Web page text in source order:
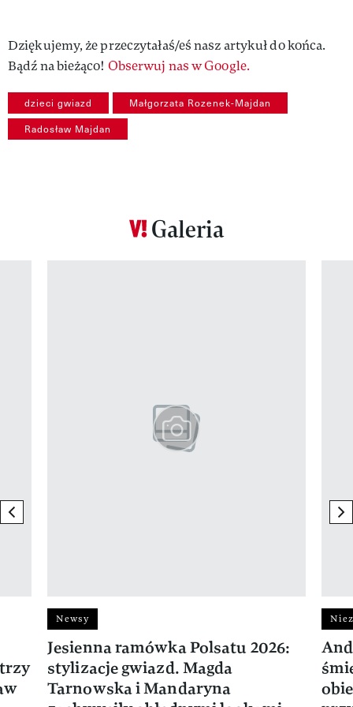
Dziękujemy, że przeczytałaś/eś nasz artykuł do końca.
Bądź na bieżąco! Obserwuj nas w Google.
dzieci gwiazd Małgorzata Rozenek-Majdan
Radosław Majdan
Galeria
previous element
Newsy
Jesienna ramówka Polsatu 2026:
stylizacje gwiazd. Magda
Tarnowska i Mandaryna